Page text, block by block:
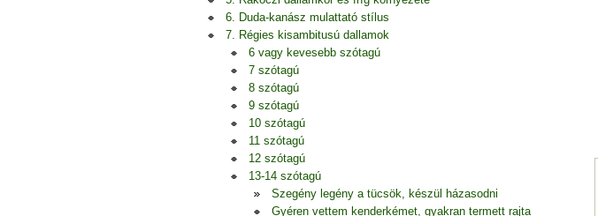
6. Duda-kanász mulattató stílus
7. Régies kisambitusú dallamok
6 vagy kevesebb szótagú
7 szótagú
8 szótagú
9 szótagú
10 szótagú
11 szótagú
12 szótagú
13-14 szótagú
Szegény legény a tücsök, készül házasodni
Gyéren vettem kenderkémet, gyakran termett rajta